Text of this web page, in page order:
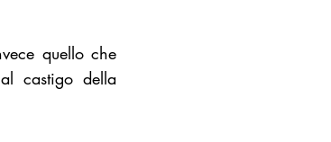
quello che
castigo della